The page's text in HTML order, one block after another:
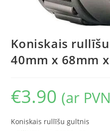
Koniskais
40mm x 68mm
€3.90 (ar
Koniskais rullīšu gultnis